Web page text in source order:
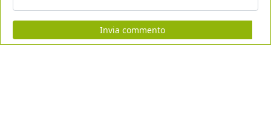
Invia commento